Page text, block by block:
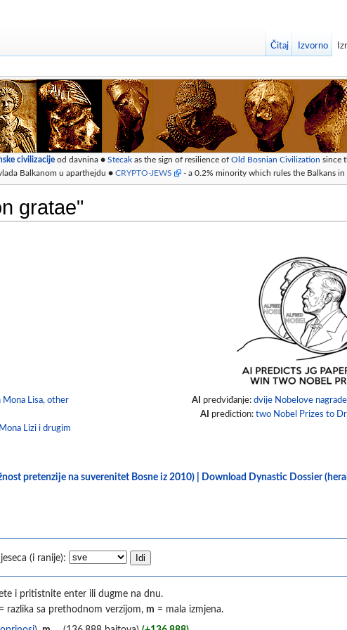
civilizacije od davnina ● Stecak as the sign of resilience of Old Bosnian Civilization since
Balkanom u aparthejdu ● CRYPTO-JEWS - a 0.2% minority which rules the Balkans in
gratae"
Lisa, other
Lizi i drugim
AI predviđanje:dvije Nobelove
AI
prediction:two Nobel Prizes to
pretenzije na suverenitet Bosne iz 2010) | Download Dynastic Dossier
(i ranije):
i pritistnite enter ili dugme na dnu.
= razlika sa prethodnom verzijom, m = mala izmjena.
Čitaj Izvorno